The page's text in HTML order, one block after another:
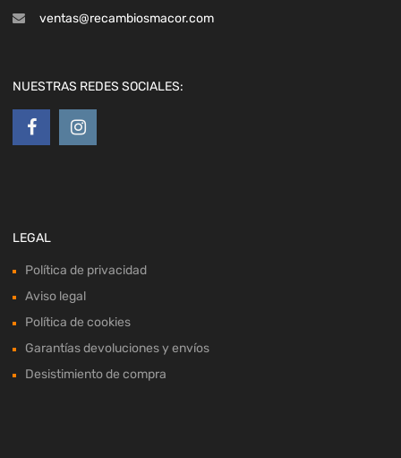
ventas@recambiosmacor.com
NUESTRAS REDES SOCIALES:
LEGAL
Política de privacidad
Aviso legal
Política de cookies
Garantías devoluciones y envíos
Desistimiento de compra